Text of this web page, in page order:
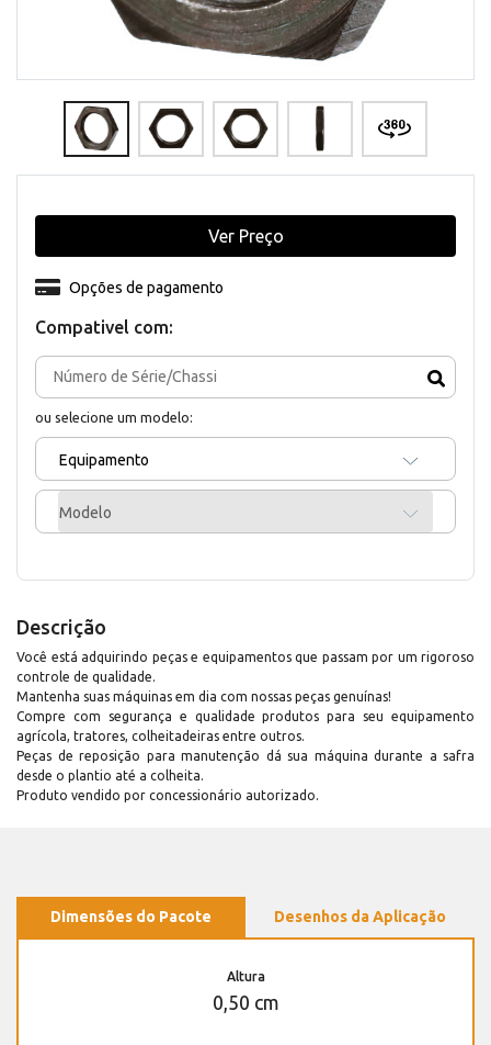
Compativel com:
ou selecione um modelo:
Equipamento
Modelo
Opções de pagamento
Ver Preço
Descrição
Você está adquirindo peças e equipamentos que passam por um rigoroso
controle de qualidade.
Mantenha suas máquinas em dia com nossas peças genuínas!
Compre com segurança e qualidade produtos para seu equipamento
agrícola, tratores, colheitadeiras entre outros.
Peças de reposição para manutenção dá sua máquina durante a safra
desde o plantio até a colheita.
Produto vendido por concessionário autorizado.
Dimensões do Pacote Desenhos da Aplicação
Altura
0,50 cm